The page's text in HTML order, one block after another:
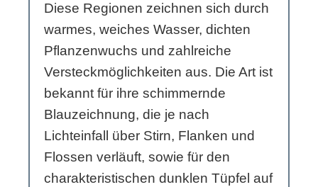
Diese Regionen zeichnen sich durch
warmes, weiches Wasser, dichten
Pflanzenwuchs und zahlreiche
Versteckmöglichkeiten aus. Die Art ist
bekannt für ihre schimmernde
Blauzeichnung, die je nach
Lichteinfall über Stirn, Flanken und
Flossen verläuft, sowie für den
charakteristischen dunklen Tüpfel auf